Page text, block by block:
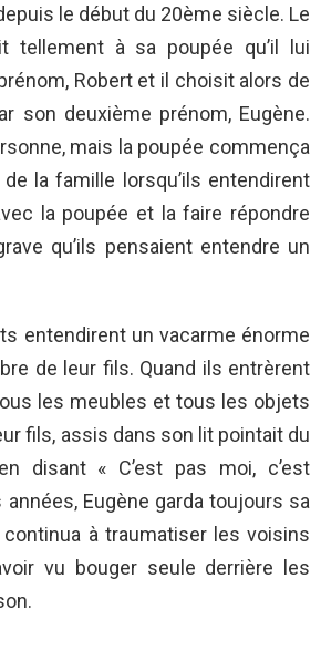
le début du 20ème siècle. Le
tellement à sa poupée qu’il lui
Robert et il choisit alors de
son deuxième prénom, Eugène.
mais la poupée commença
de la famille lorsqu’ils entendirent
la poupée et la faire répondre
qu’ils pensaient entendre un
entendirent un vacarme énorme
de leur fils. Quand ils entrèrent
les meubles et tous les objets
fils, assis dans son lit pointait du
disant « C’est pas moi, c’est
années, Eugène garda toujours sa
à traumatiser les voisins
vu bouger seule derrière les